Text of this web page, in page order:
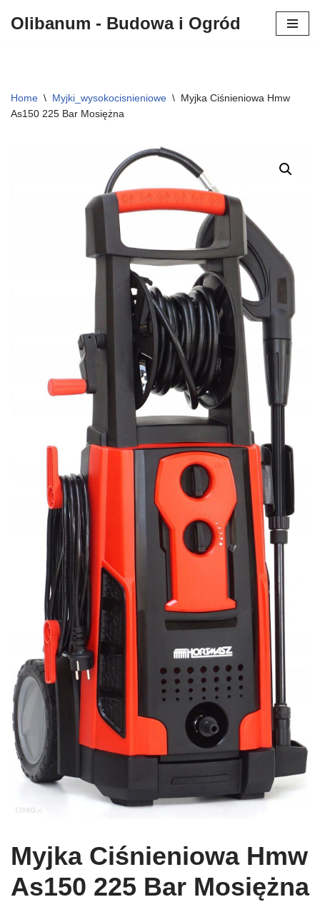
Olibanum - Budowa i Ogród
Home \ Myjki_wysokocisnieniowe \ Myjka Ciśnieniowa Hmw
As150 225 Bar Mosiężna
Myjka Ciśnieniowa Hmw
As150 225 Bar Mosiężna